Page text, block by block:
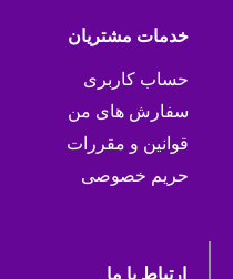
خدمات مشتریان
حساب کاربری
سفارش های من
قوانین و مقررات
حریم خصوصی
ارتباط با ما